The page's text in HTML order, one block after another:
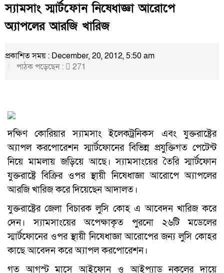
স্যামসাং স্মার্টফোন নিষেধাজ্ঞা আরোপে
অ্যাপলের আরজি খারিজ
প্রকাশিত সময় : December, 20, 2012, 5:50 am
পাঠক পড়েছেন :
271
দক্ষিণ কোরিয়ার স্যামসাং ইলেকট্রনিকস এবং যুক্তরাষ্ট্রের
অ্যাপল করপোরেশন স্মার্টফোনের বিভিন্ন প্রযুক্তিগত পেটেন্ট
নিয়ে মামলায় জড়িয়ে আছে। স্যামসাংয়ের তৈরি স্মার্টফোন
যুক্তরাষ্ট্রে বিক্রির ওপর স্থায়ী নিষেধাজ্ঞা আরোপে অ্যাপলের
আরজি খারিজ করে দিয়েছেন আদালত।
যুক্তরাষ্ট্রের জেলা বিচারক লুসি কোহ এ আবেদন খারিজ করে
দেন। স্যামসাংয়ের অপেক্ষাকৃত পুরনো ২৬টি মডেলের
স্মার্টফোনের ওপর স্থায়ী নিষেধাজ্ঞা আরোপের জন্য লুসি কোহর
কাছে আবেদন করে অ্যাপল করপোরেশন।
গত আগস্ট মাসে আইফোন ও আইপ্যাড নকলের দায়ে